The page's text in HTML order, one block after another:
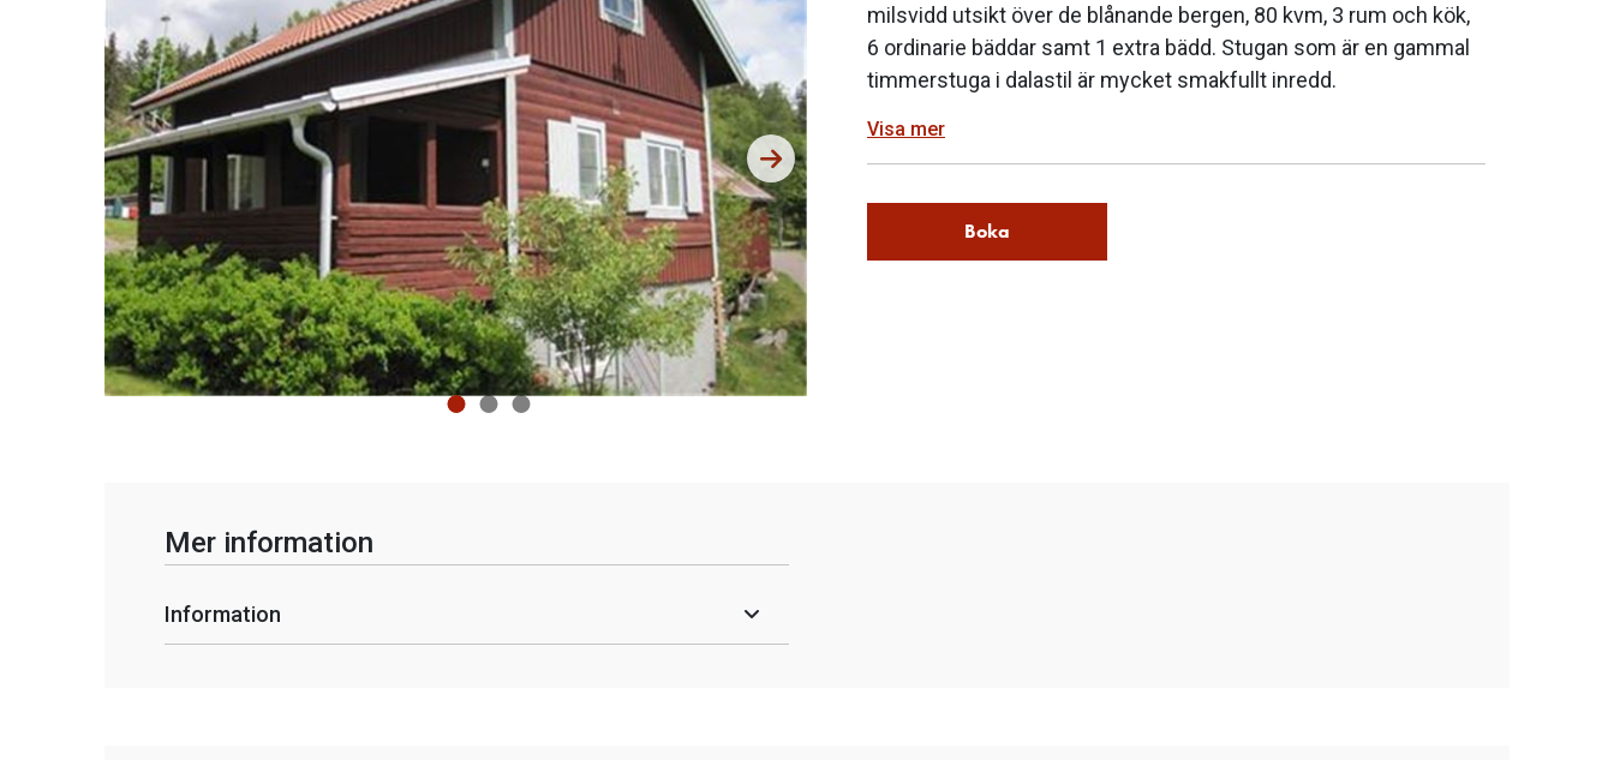
milsvidd utsikt över de blånande bergen, 80 kvm, 3 rum och kök,
6 ordinarie bäddar samt 1 extra bädd. Stugan som är en gammal
timmerstuga i dalastil är mycket smakfullt inredd.
Visa mer
Boka
Mer information
Information